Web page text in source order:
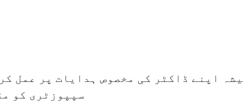
اپنے ڈاکٹر کی مخصوص ہدایات پر عمل
سپپوزٹری کو